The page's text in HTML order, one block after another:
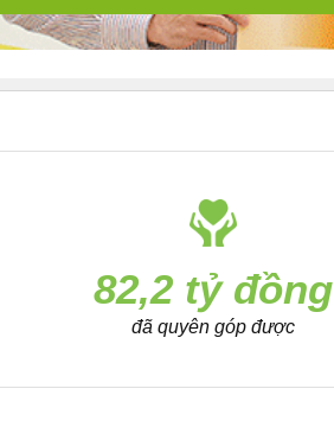
82,2 tỷ đồng
đã quyên góp được